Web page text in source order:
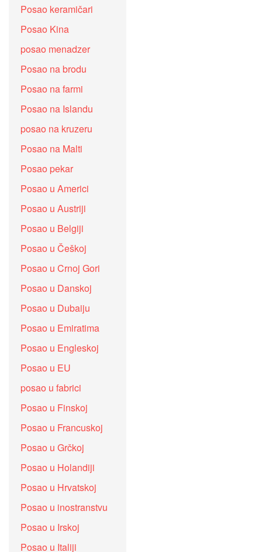
Posao keramičari
Posao Kina
posao menadzer
Posao na brodu
Posao na farmi
Posao na Islandu
posao na kruzeru
Posao na Malti
Posao pekar
Posao u Americi
Posao u Austriji
Posao u Belgiji
Posao u Češkoj
Posao u Crnoj Gori
Posao u Danskoj
Posao u Dubaiju
Posao u Emiratima
Posao u Engleskoj
Posao u EU
posao u fabrici
Posao u Finskoj
Posao u Francuskoj
Posao u Grčkoj
Posao u Holandiji
Posao u Hrvatskoj
Posao u inostranstvu
Posao u Irskoj
Posao u Italiji